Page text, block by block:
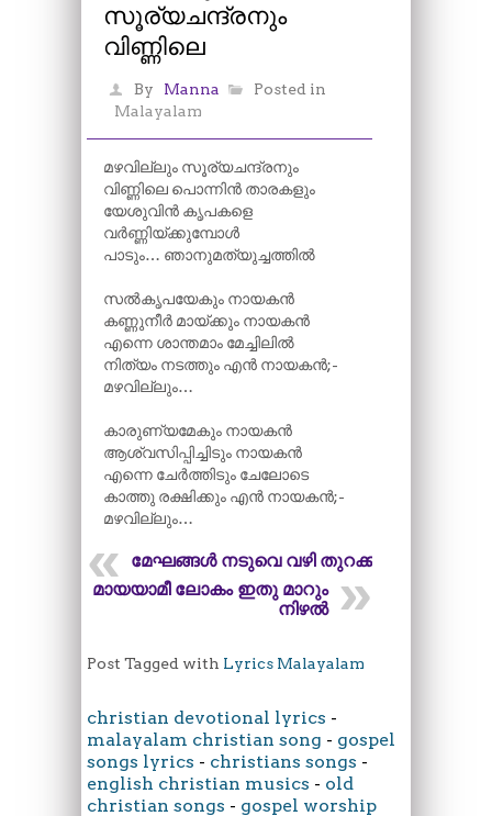
സൂര്യചന്ദ്രനും
വിണ്ണിലെ
By Manna
Posted in
Malayalam
മഴവില്ലും സൂര്യചന്ദ്രനും
വിണ്ണിലെ പൊന്നിൻ താരകളും
യേശുവിൻ കൃപകളെ
വർണ്ണിയ്ക്കുമ്പോൾ
പാടും… ഞാനുമത്യുച്ചത്തിൽ
സൽകൃപയേകും നായകൻ
കണ്ണുനീർ മായ്ക്കും നായകൻ
എന്നെ ശാന്തമാം മേച്ചിലിൽ
നിത്യം നടത്തും എൻ നായകൻ;-
മഴവില്ലും…
കാരുണ്യമേകും നായകൻ
ആശ്വസിപ്പിച്ചിടും നായകൻ
എന്നെ ചേർത്തിടും ചേലോടെ
കാത്തു രക്ഷിക്കും എൻ നായകൻ;-
മഴവില്ലും…
മേഘങ്ങൾ നടുവെ വഴി തുറക്കും
മായയാമീ ലോകം ഇതു മാറും
നിഴല്‍
Post Tagged with Lyrics Malayalam
christian devotional lyrics -
malayalam christian song - gospel
songs lyrics - christians songs -
english christian musics - old
christian songs - gospel worship